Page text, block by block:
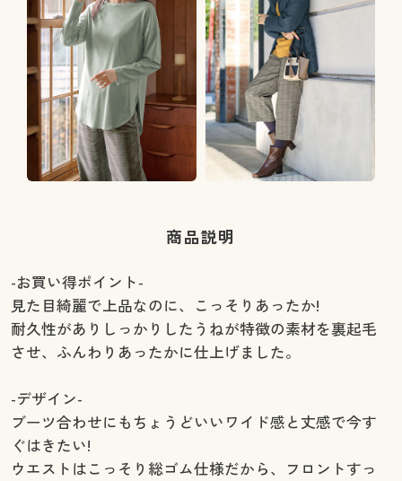
商品説明
-お買い得ポイント-
見た目綺麗で上品なのに、こっそりあったか!
耐久性がありしっかりしたうねが特徴の素材を裏起毛
させ、ふんわりあったかに仕上げました。
-デザイン-
ブーツ合わせにもちょうどいいワイド感と丈感で今す
ぐはきたい!
ウエストはこっそり総ゴム仕様だから、フロントすっ